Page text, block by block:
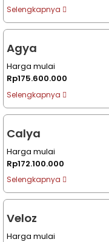
Selengkapnya
Agya
Harga mulai
Rp175.600.000
Selengkapnya
Calya
Harga mulai
Rp172.100.000
Selengkapnya
Veloz
Harga mulai